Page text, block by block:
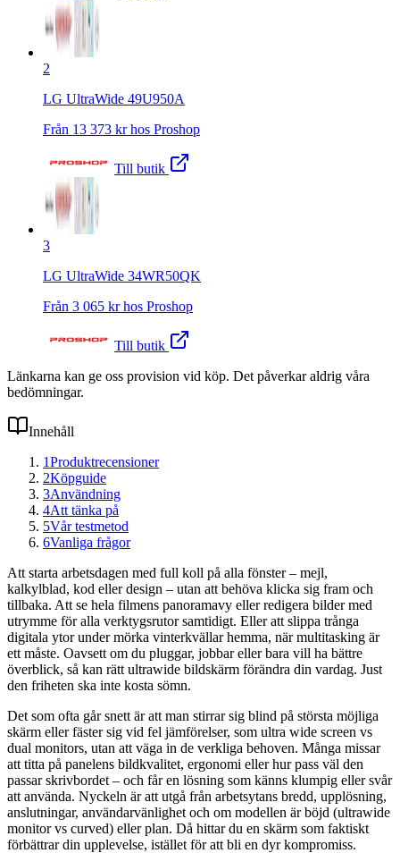
2
LG UltraWide 49U950A
Från 13 373 kr hos Proshop
Till butik
3
LG UltraWide 34WR50QK
Från 3 065 kr hos Proshop
Till butik
Länkarna kan ge oss provision vid köp. Det påverkar aldrig våra
bedömningar.
Innehåll
1Produktrecensioner
2Köpguide
3Användning
4Att tänka på
5Vår testmetod
6Vanliga frågor
Att starta arbetsdagen med full koll på alla fönster – mejl,
kalkylblad, kod eller design – utan att behöva klicka sig fram och
tillbaka. Att se hela filmens panoramavy eller redigera bilder med
utrymme för alla verktygsrutor samtidigt. Eller att slippa trånga
digitala ytor under mörka vinterkvällar hemma, när multitasking är
ett måste. Oavsett om du pluggar, jobbar eller bara vill ha bättre
överblick, så kan rätt ultrawide bildskärm förändra din vardag. Just
den friheten ska inte kosta sömn.
Det som ofta går snett är att man stirrar sig blind på största möjliga
skärm eller fäster sig vid fel jämförelser, som ultra wide screen vs
dual monitors, utan att väga in de verkliga behoven. Många missar
att titta på panelens bildkvalitet, ergonomi eller hur pass väl den
passar skrivbordet – och får en lösning som känns klumpig eller svår
att använda. Nyckeln är att utgå från arbetsytans bredd, upplösning,
anslutningar, användarvänlighet och om modellen är böjd (ultrawide
monitor vs curved) eller plan. Då hittar du en skärm som faktiskt
förbättrar din upplevelse, istället för att bli en dyr kompromiss.